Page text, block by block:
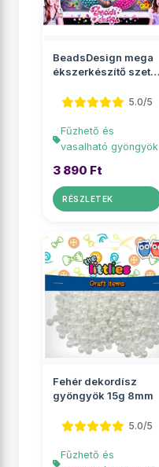
BeadsDesign mega
ékszerkészítő szett
5.0/5
Fűzhető és
vasalható gyöngyök
3 890 Ft
RÉSZLETEK
Fehér dekordísz
gyöngyök 15g 8mm
5.0/5
Fűzhető és